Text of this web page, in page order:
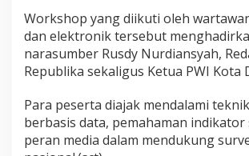
Workshop yang diikuti oleh
dan elektronik tersebut
narasumber Rusdy Nurdiansyah,
Republika sekaligus Ketua PWI Kota
Para peserta diajak mendalami
berbasis data, pemahaman
peran media dalam mendukung